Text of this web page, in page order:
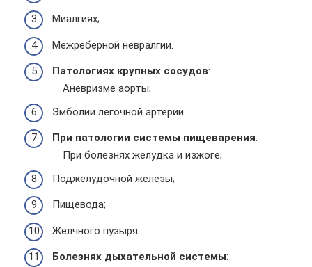
Миалгиях;
Межреберной невралгии.
Патологиях крупных сосудов:
Аневризме аорты;
Эмболии легочной артерии.
При патологии системы пищеварения:
При болезнях желудка и изжоге;
Поджелудочной железы;
Пищевода;
Желчного пузыря.
Болезнях дыхательной системы: